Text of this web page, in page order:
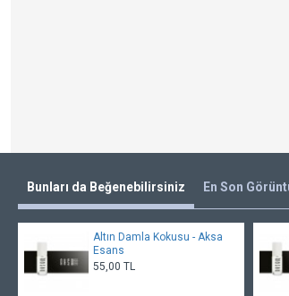
Bunları da Beğenebilirsiniz En Son
Altın Damla Kokusu - Aksa
Esans
55,00 TL